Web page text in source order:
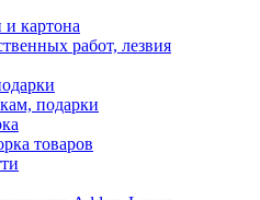
и картона
работ, лезвия
подарки
товаров